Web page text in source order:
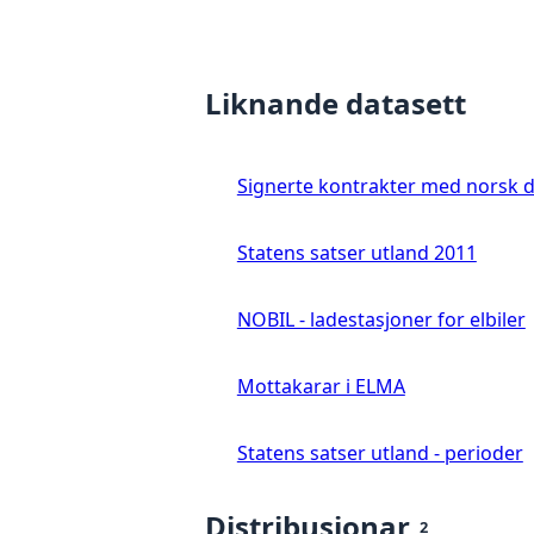
Liknande datasett
Signerte kontrakter med norsk
Statens satser utland 2011
NOBIL - ladestasjoner for elbiler
Mottakarar i ELMA
Statens satser utland - perioder
2